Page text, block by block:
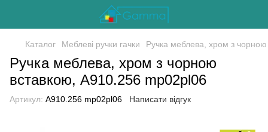
Каталог Меблеві ручки гачки Ручка меблева, хром з
Ручка меблева, хром з чорною
вставкою, A910.256 mp02pl06
Артикул: A910.256 mp02pl06 Написати відгук